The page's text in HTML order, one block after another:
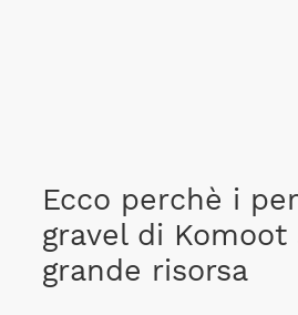
Ecco perchè i
gravel di Komoot
grande risorsa